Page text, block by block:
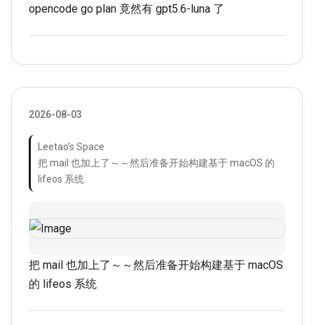
opencode go plan 竟然有 gpt5.6-luna 了
2026-08-03
Leetao’s Space
把 mail 也加上了～～然后准备开始构建基于 macOS 的
lifeos 系统
把 mail 也加上了～～然后准备开始构建基于 macOS
的 lifeos 系统